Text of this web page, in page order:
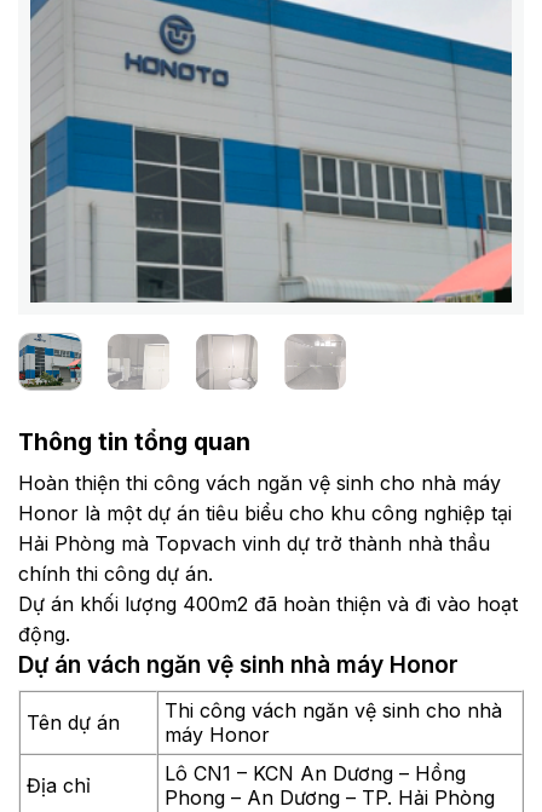
Thông tin tổng quan
Hoàn thiện thi công vách ngăn vệ sinh cho nhà máy
Honor là một dự án tiêu biểu cho khu công nghiệp tại
Hải Phòng mà Topvach vinh dự trở thành nhà thầu
chính thi công dự án.
Dự án khối lượng 400m2 đã hoàn thiện và đi vào hoạt
động.
Dự án vách ngăn vệ sinh nhà máy Honor
Tên dự án
Thi công vách ngăn vệ sinh cho nhà
máy Honor
Địa chỉ
Lô CN1 – KCN An Dương – Hồng
Phong – An Dương – TP. Hải Phòng